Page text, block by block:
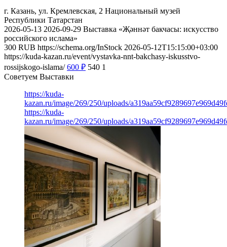
г. Казань, ул. Кремлевская, 2 Национальный музей
Республики Татарстан
2026-05-13 2026-09-29 Выставка «Җәннәт бакчасы: искусство
российского ислама»
300 RUB https://schema.org/InStock 2026-05-12T15:15:00+03:00
https://kuda-kazan.ru/event/vystavka-nnt-bakchasy-iskusstvo-
rossijskogo-islama/ 600 ₽ 540 1
Советуем Выставки
https://kuda-
kazan.ru/image/269/250/uploads/
https://kuda-
kazan.ru/image/269/250/uploads/